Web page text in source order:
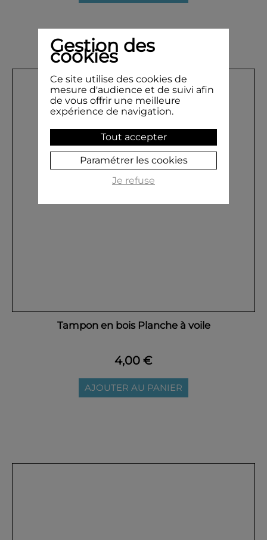
Tampon en bois Planche à voile
4,00 €
AJOUTER AU PANIER
Gestion des
cookies
Ce site utilise des cookies de
mesure d'audience et de suivi afin
de vous offrir une meilleure
expérience de navigation.
Tout accepter
Paramétrer les cookies
Je refuse